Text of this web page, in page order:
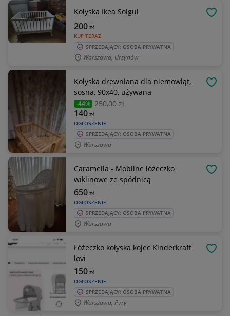
Kołyska Ikea Solgul
KUP TERAZ
200zł
SPRZEDAJĄCY: OSOBA PRYWATNA
Warszawa, Ursynów
Kołyska drewniana dla niemowląt,
sosna, 90x40, używana
-44% 250,00 zł
OGŁOSZENIE
140zł
SPRZEDAJĄCY: OSOBA PRYWATNA
Warszawa
Caramella - Mobilne łóżeczko
wiklinowe ze spódnicą
OGŁOSZENIE
650zł
SPRZEDAJĄCY: OSOBA PRYWATNA
Warszawa
Łóżeczko kołyska kojec Kinderkraft
lovi
OGŁOSZENIE
150zł
SPRZEDAJĄCY: OSOBA PRYWATNA
Warszawa, Pyry